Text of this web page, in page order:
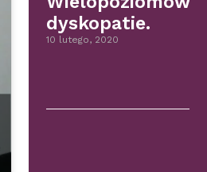
dyskopatie.
10 lutego, 2020